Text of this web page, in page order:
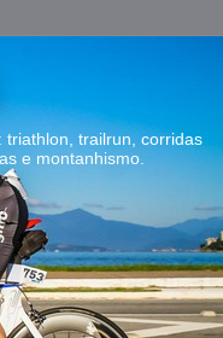
triathlon, trailrun, corridas
e montanhismo.